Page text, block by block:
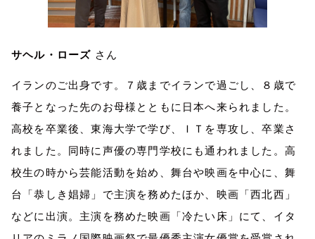
サヘル・ローズ さん
イランのご出身です。７歳までイランで過ごし、８歳で
養子となった先のお母様とともに日本へ来られました。
高校を卒業後、東海大学で学び、ＩＴを専攻し、卒業さ
れました。同時に声優の専門学校にも通われました。高
校生の時から芸能活動を始め、舞台や映画を中心に、舞
台「恭しき娼婦」で主演を務めたほか、映画「西北西」
などに出演。主演を務めた映画「冷たい床」にて、イタ